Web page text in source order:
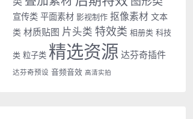
宣传类 平面素材 影视制作 抠像素材 文本
类 材质贴图 片头类 特效类 相册类 科技
类 粒子类 精选资源 达芬奇插件
达芬奇预设 音频音效 高清实拍